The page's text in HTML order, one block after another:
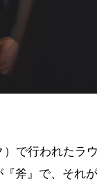
で行われたラ
斧』で、それ